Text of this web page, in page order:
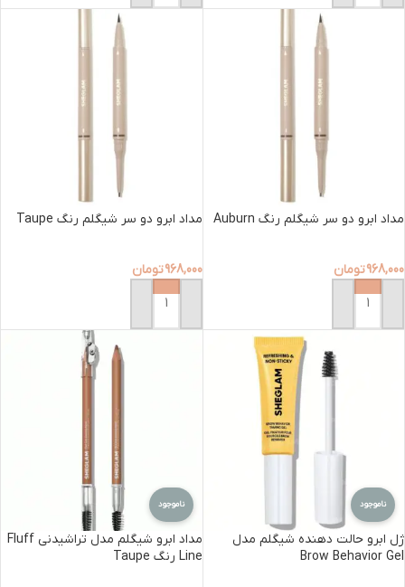
مداد ابرو دو سر شیگلم رنگ Auburn
968,000تومان
افزودن به سبد خرید
مداد ابرو دو سر شیگلم رنگ Taupe
968,000تومان
افزودن به سبد خرید
ناموجود
ژل ابرو حالت دهنده شیگلم مدل
Brow Behavior Gel
ناموجود
مداد ابرو شیگلم مدل تراشیدنی Fluff
Line رنگ Taupe